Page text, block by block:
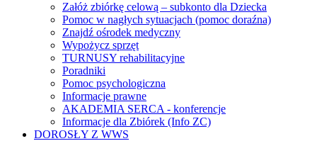
Załóż zbiórkę celową – subkonto dla Dziecka
Pomoc w nagłych sytuacjach (pomoc doraźna)
Znajdź ośrodek medyczny
Wypożycz sprzęt
TURNUSY rehabilitacyjne
Poradniki
Pomoc psychologiczna
Informacje prawne
AKADEMIA SERCA - konferencje
Informacje dla Zbiórek (Info ZC)
DOROSŁY Z WWS